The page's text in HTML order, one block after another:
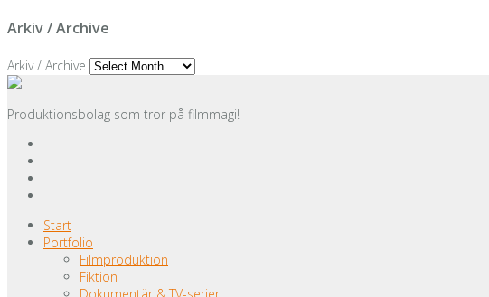
Arkiv / Archive
Arkiv / Archive
Produktionsbolag som tror på filmmagi!
Start
Portfolio
Filmproduktion
Fiktion